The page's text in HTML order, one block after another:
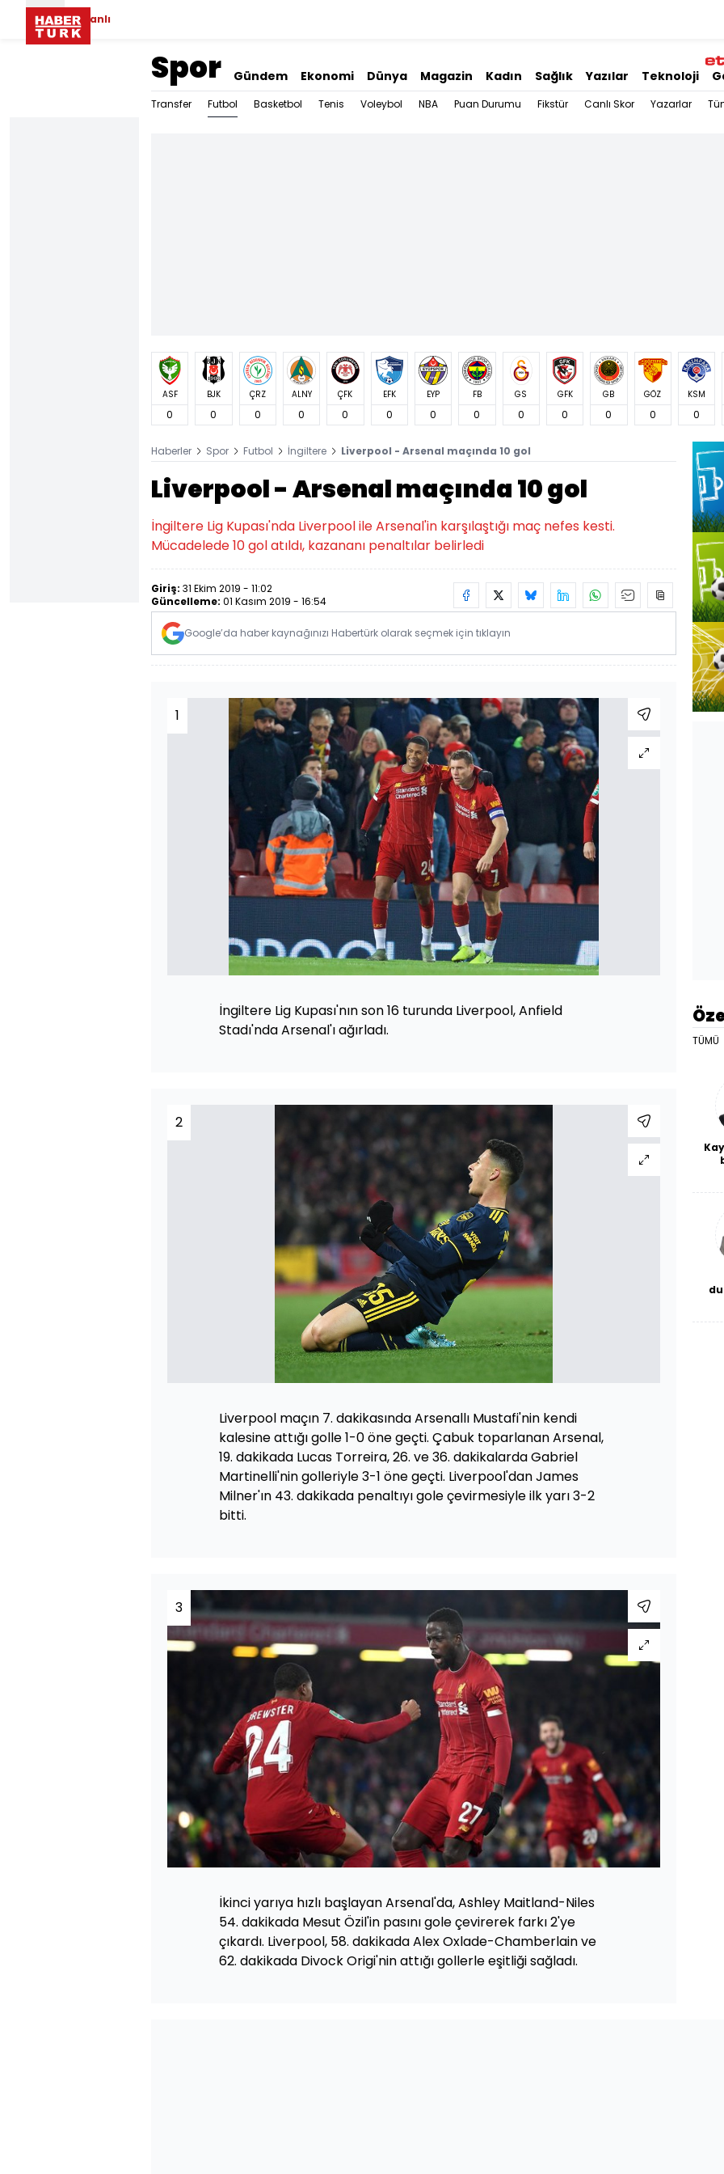
Canlı
Spor Gündem Ekonomi Dünya Magazin Kadın Sağlık Yazılar Teknoloji
Transfer Futbol Basketbol Tenis Voleybol NBA Puan Durumu Fikstür Canlı Skor Yazarlar
ASF
0
BJK
0
ÇRZ
0
ALNY
0
ÇFK
0
EFK
0
EYP
0
FB
0
GS
0
GFK
0
GB
0
GÖZ
0
KSM
0
Haberler Spor Futbol İngiltere Liverpool - Arsenal maçında 10 gol
Liverpool - Arsenal maçında 10 gol
İngiltere Lig Kupası'nda Liverpool ile Arsenal'in karşılaştığı maç nefes kesti.
Mücadelede 10 gol atıldı, kazananı penaltılar belirledi
Giriş: 31 Ekim 2019 - 11:02
Güncelleme: 01 Kasım 2019 - 16:54
Google’da haber kaynağınızı Habertürk olarak seçmek için tıklayın
1
İngiltere Lig Kupası'nın son 16 turunda Liverpool, Anfield
Stadı'nda Arsenal'ı ağırladı.
2
Liverpool maçın 7. dakikasında Arsenallı Mustafi'nin kendi
kalesine attığı golle 1-0 öne geçti. Çabuk toparlanan Arsenal,
19. dakikada Lucas Torreira, 26. ve 36. dakikalarda Gabriel
Martinelli'nin golleriyle 3-1 öne geçti. Liverpool'dan James
Milner'ın 43. dakikada penaltıyı gole çevirmesiyle ilk yarı 3-2
bitti.
3
İkinci yarıya hızlı başlayan Arsenal'da, Ashley Maitland-Niles
54. dakikada Mesut Özil'in pasını gole çevirerek farkı 2'ye
çıkardı. Liverpool, 58. dakikada Alex Oxlade-Chamberlain ve
62. dakikada Divock Origi'nin attığı gollerle eşitliği sağladı.
TÜMÜ